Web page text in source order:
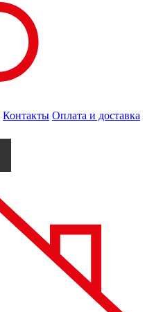
Контакты Оплата и доставка